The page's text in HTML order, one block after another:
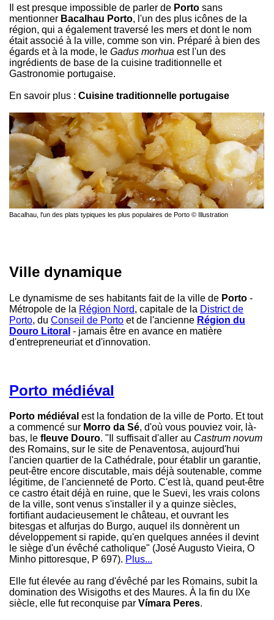
Il est presque impossible de parler de Porto sans
mentionner Bacalhau Porto, l'un des plus icônes de la
région, qui a également traversé les mers et dont le nom
était associé à la ville, comme son vin. Préparé à bien des
égards et à la mode, le Gadus morhua est l'un des
ingrédients de base de la cuisine traditionnelle et
Gastronomie portugaise.
En savoir plus : Cuisine traditionnelle portugaise
Bacalhau, l'un des plats typiques les plus populaires de Porto © Illustration
Ville dynamique
Le dynamisme de ses habitants fait de la ville de Porto -
Métropole de la Région Nord, capitale de la District de
Porto, du Conseil de Porto et de l'ancienne Région du
Douro Litoral - jamais être en avance en matière
d'entrepreneuriat et d'innovation.
Porto médiéval
Porto médiéval est la fondation de la ville de Porto. Et tout
a commencé sur Morro da Sé, d'où vous pouviez voir, là-
bas, le fleuve Douro. "Il suffisait d'aller au Castrum novum
des Romains, sur le site de Penaventosa, aujourd'hui
l'ancien quartier de la Cathédrale, pour établir un garantie,
peut-être encore discutable, mais déjà soutenable, comme
légitime, de l'ancienneté de Porto. C'est là, quand peut-être
ce castro était déjà en ruine, que le Suevi, les vrais colons
de la ville, sont venus s'installer il y a quinze siècles,
fortifiant audacieusement le château, et ouvrant les
bitesgas et alfurjas do Burgo, auquel ils donnèrent un
développement si rapide, qu'en quelques années il devint
le siège d'un évêché catholique" (José Augusto Vieira, O
Minho pittoresque, P 697). Plus...
Elle fut élevée au rang d'évêché par les Romains, subit la
domination des Wisigoths et des Maures. À la fin du IXe
siècle, elle fut reconquise par Vímara Peres.